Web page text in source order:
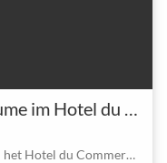
Vergaderzaal in het hoofdgebouw van het Hotel du Commerce in Bazel